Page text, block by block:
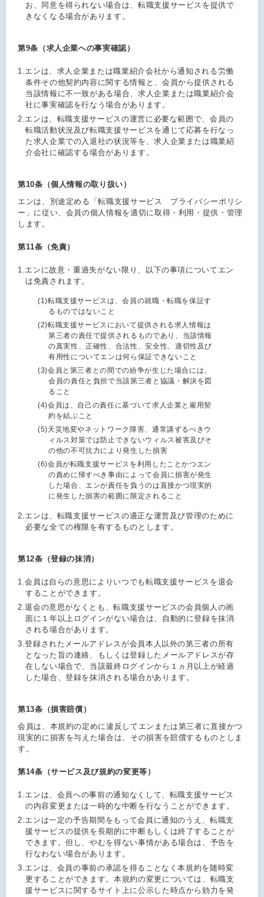
お、同意を得られない場合は、転職支援サービスを提供で
きなくなる場合があります。
第9条（求人企業への事実確認）
1.エンは、求人企業または職業紹介会社から通知される労働
条件その他契約内容に関する情報と、会員から提供される
当該情報に不一致がある場合、求人企業または職業紹介会
社に事実確認を行なう場合があります。
2.エンは、転職支援サービスの運営に必要な範囲で、会員の
転職活動状況及び転職支援サービスを通じて応募を行なっ
た求人企業での入退社の状況等を、求人企業または職業紹
介会社に確認する場合があります。
第10条（個人情報の取り扱い）
エンは、別途定める「転職支援サービス プライバシーポリシ
ー」に従い、会員の個人情報を適切に取得・利用・提供・管理
します。
第11条（免責）
1.エンに故意・重過失がない限り、以下の事項についてエン
は免責されます。
(1)転職支援サービスは、会員の就職・転職を保証す
るものではないこと
(2)転職支援サービスにおいて提供される求人情報は
第三者の責任で提供されるものであり、当該情報
の真実性、正確性、合法性、安全性、適切性及び
有用性についてエンは何ら保証できないこと
(3)会員と第三者との間での紛争が生じた場合には、
会員の責任と負担で当該第三者と協議・解決を図
ること
(4)会員は、自己の責任に基づいて求人企業と雇用契
約を結ぶこと
(5)天災地変やネットワーク障害、通常講ずるべきウ
ィルス対策では防止できないウィルス被害及びそ
の他の不可抗力により発生した損害
(6)会員が転職支援サービスを利用したことかつエン
の責めに帰すべき事由によって会員に損害が発生
した場合、エンが責任を負うのは直接かつ現実的
に発生した損害の範囲に限定されること
2.エンは、転職支援サービスの適正な運営及び管理のために
必要な全ての権限を有するものとします。
第12条（登録の抹消）
1.会員は自らの意思によりいつでも転職支援サービスを退会
することができます。
2.退会の意思がなくとも、転職支援サービスの会員個人の画
面に１年以上ログインがない場合は、自動的に登録を抹消
される場合があります。
3.登録されたメールアドレスが会員本人以外の第三者の所有
となった旨の連絡、もしくは登録したメールアドレスが存
在しない場合で、当該最終ログインから１ヵ月以上が経過
した場合、登録を抹消される場合があります。
第13条（損害賠償）
会員は、本規約の定めに違反してエンまたは第三者に直接かつ
現実的に損害を与えた場合は、その損害を賠償するものとしま
す。
第14条（サービス及び規約の変更等）
1.エンは、会員への事前の通知なくして、転職支援サービス
の内容変更または一時的な中断を行なうことができます。
2.エンは一定の予告期間をもって会員に通知のうえ、転職支
援サービスの提供を長期的に中断もしくは終了することが
できます。但し、やむを得ない事情がある場合は、予告を
行なわない場合があります。
3.エンは、会員の事前の承認を得ることなく本規約を随時変
更することができます。本規約の変更については、転職支
援サービスに関するサイト上に公示した時点から効力を発